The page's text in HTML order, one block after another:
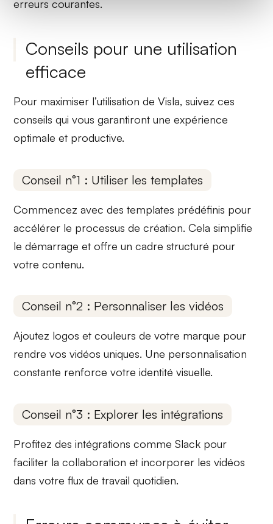
erreurs courantes.
Conseils pour une utilisation
efficace
Pour maximiser l’utilisation de Visla, suivez ces
conseils qui vous garantiront une expérience
optimale et productive.
Conseil n°1 : Utiliser les templates
Commencez avec destemplates prédéfinis pour
accélérer le processus de création. Cela simplifie
le démarrage et offre un cadre structuré pour
votre contenu.
Conseil n°2 : Personnaliser les vidéos
Ajoutez logos etcouleurs de votre marque pour
rendre vos vidéos uniques. Une personnalisation
constante renforce votre identité visuelle.
Conseil n°3 : Explorer les intégrations
Profitez desintégrations comme Slack pour
faciliter la collaboration et incorporer les vidéos
dans votre flux de travail quotidien.